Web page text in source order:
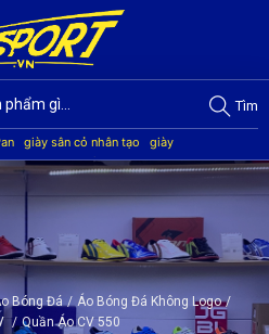
Tìm
giày sân cỏ nhân tạo
giày
giày Akka quần áo bóng đá
giày
Bóng Đá / Áo Bóng Đá Không Logo /
/ Quần Áo CV 550